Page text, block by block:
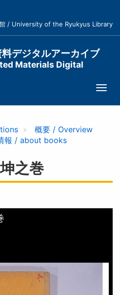
/ University of the Ryukyus Library
デジタルアーカイブ
Materials Digital
概要 / Overview
報 / about books
之巻